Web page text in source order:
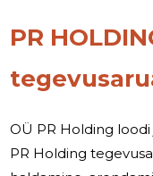
PR
OÜ PR Holding loodi
PR Holding